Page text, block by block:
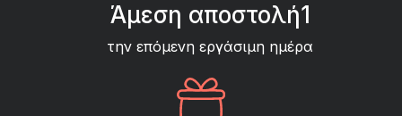
Άμεση αποστολή1
την επόμενη εργάσιμη ημέρα